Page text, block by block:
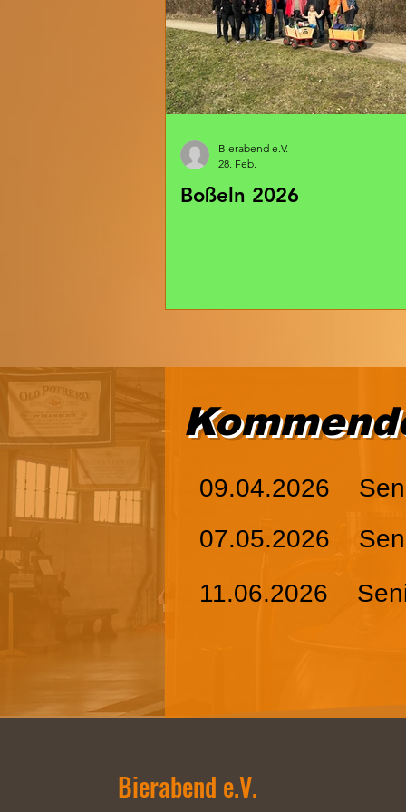
Boßeln 2026
Bierabend e.V.
28. Feb.
09.04.2026
07.05.2026
11.06.2026
Bierabend e.V.